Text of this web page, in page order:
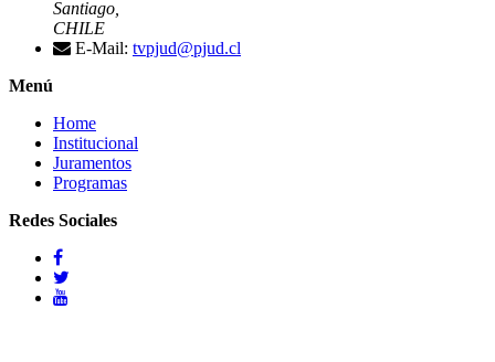
Santiago,
CHILE
E-Mail: tvpjud@pjud.cl
Menú
Home
Institucional
Juramentos
Programas
Redes Sociales